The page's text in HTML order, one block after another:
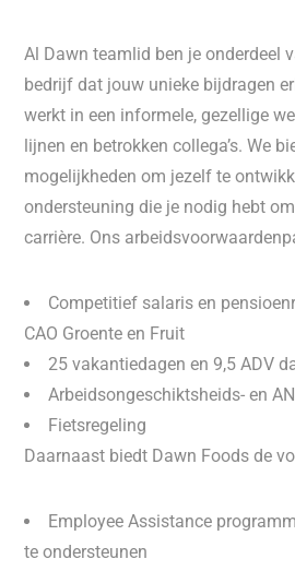
Al Dawn teamlid ben je onderdeel
bedrijf dat jouw unieke bijdragen
werkt in een informele, gezellige
lijnen en betrokken collega’s. We
mogelijkheden om jezelf te
ondersteuning die je nodig hebt
carrière. Ons
Competitief salaris en
CAO Groente en Fruit
25 vakantiedagen en 9,5 ADV
Arbeidsongeschiktsheids- en
Fietsregeling
Daarnaast biedt Dawn Foods de
Employee Assistance
te ondersteunen